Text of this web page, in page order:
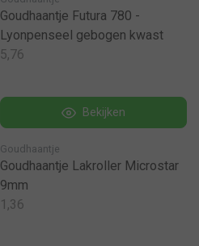
Goudhaantje Futura 780 -
Lyonpenseel gebogen kwast
5,76
Bekijken
Goudhaantje
Goudhaantje Lakroller Microstar
9mm
1,36